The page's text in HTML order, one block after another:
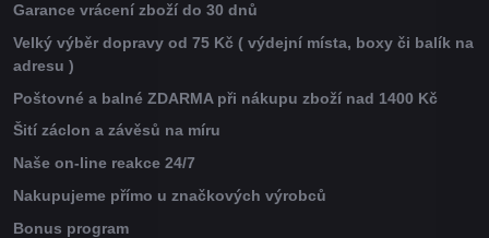
Garance vrácení zboží do 30 dnů
Velký výběr dopravy od 75 Kč ( výdejní místa, boxy či balík na
adresu )
Poštovné a balné ZDARMA při nákupu zboží nad 1400 Kč
Šití záclon a závěsů na míru
Naše on-line reakce 24/7
Nakupujeme přímo u značkových výrobců
Bonus program